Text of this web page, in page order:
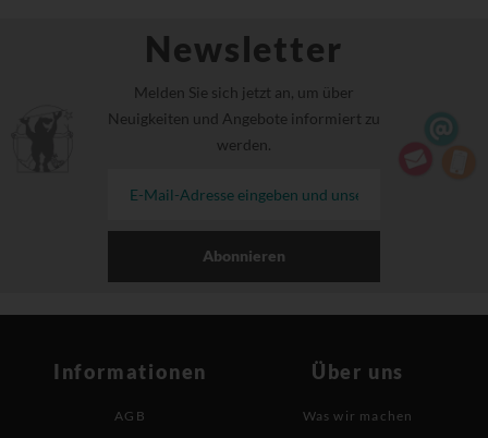
Newsletter
Melden Sie sich jetzt an, um über
Neuigkeiten und Angebote informiert zu
werden.
Abonnieren
Informationen
AGB
Über uns
Was wir machen